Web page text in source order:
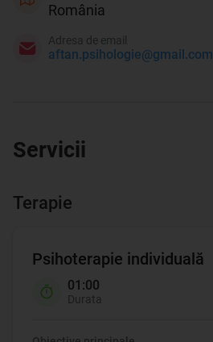
România
aftan.psihologie@gmail.com
Adresa de email
Servicii
Terapie
Psihoterapie individuală
01:00
Durata